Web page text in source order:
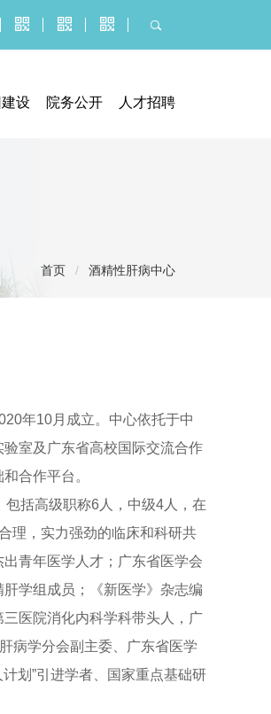
设 院务公开
社会捐赠
行业作风
人才招聘
首页 / 酒精性肝病中心
年10月成立。中心依托于中
室及广东省高校国际交流合作
合作平台。
括高级职称6人，中级4人，在
理，实力强劲的临床和科研共
青年医学人才；广东省医学会
学组成员；《新医学》杂志编
医院消化内科学科带头人，广
病学分会副主委、广东省医学
划”引进学者、国家重点基础研